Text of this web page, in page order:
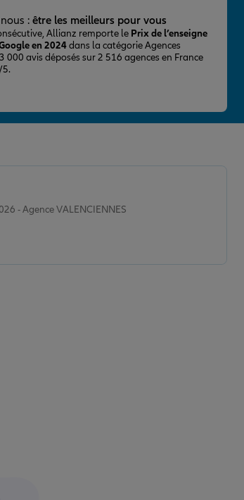
: être les meilleurs pour vous
Allianz remporte le Prix de l’enseigne
en 2024dans la catégorie Agences
000 avis déposés sur 2 516 agences en France
- Agence VALENCIENNES